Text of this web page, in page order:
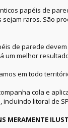
papéis de
sejam raros. São
de parede
um melhor
em todo
cola e
litoral de SP
MERAMENTE